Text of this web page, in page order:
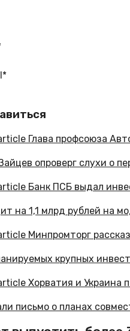
опроверг слухи о
на 1,1 млрд рублей на
крупных
письмо о планах